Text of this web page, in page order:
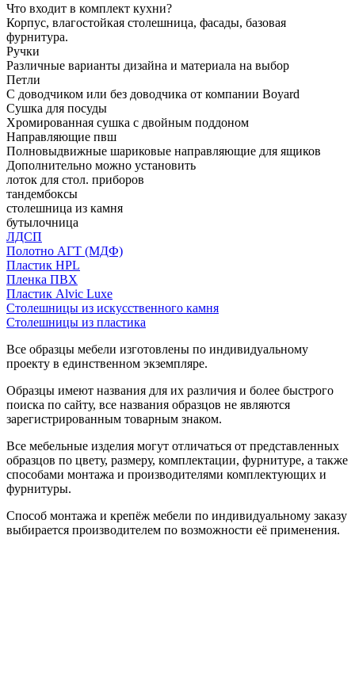
Что входит в комплект кухни?
Корпус, влагостойкая столешница, фасады, базовая
фурнитура.
Ручки
Различные варианты дизайна и материала на выбор
Петли
С доводчиком или без доводчика от компании Boyard
Сушка для посуды
Хромированная сушка с двойным поддоном
Направляющие пвш
Полновыдвижные шариковые направляющие для ящиков
Дополнительно можно установить
лоток для стол. приборов
тандембоксы
столешница из камня
бутылочница
ЛДСП
Полотно АГТ (МДФ)
Пластик HPL
Пленка ПВХ
Пластик Alvic Luxe
Столешницы из искусственного камня
Столешницы из пластика
Все образцы мебели изготовлены по индивидуальному
проекту в единственном экземпляре.
Образцы имеют названия для их различия и более быстрого
поиска по сайту, все названия образцов не являются
зарегистрированным товарным знаком.
Все мебельные изделия могут отличаться от представленных
образцов по цвету, размеру, комплектации, фурнитуре, а также
способами монтажа и производителями комплектующих и
фурнитуры.
Способ монтажа и крепёж мебели по индивидуальному заказу
выбирается производителем по возможности её применения.